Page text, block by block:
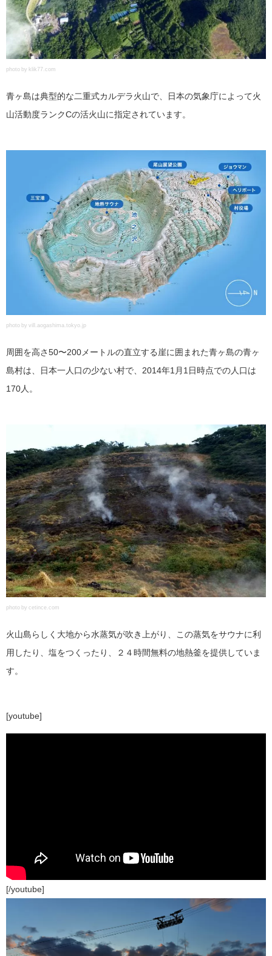
photo by klik77.com
青ヶ島は典型的な二重式カルデラ火山で、日本の気象庁によって火
山活動度ランクCの活火山に指定されています。
photo by vill.aogashima.tokyo.jp
周囲を高さ50〜200メートルの直立する崖に囲まれた青ヶ島の青ヶ
島村は、日本一人口の少ない村で、2014年1月1日時点での人口は
170人。
photo by cetince.com
火山島らしく大地から水蒸気が吹き上がり、この蒸気をサウナに利
用したり、塩をつくったり、２４時間無料の地熱釜を提供していま
す。
[youtube]
[/youtube]